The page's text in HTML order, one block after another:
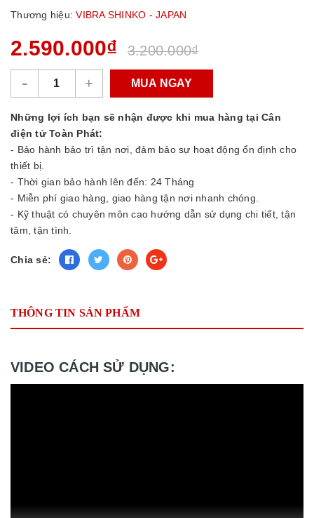
Thương hiệu: VIBRA SHINKO - JAPAN
2.590.000₫ 3.200.000₫
- + MUA NGAY
Những lợi ích bạn sẽ nhận được khi mua hàng tại Cân
điện tử Toàn Phát:
- Bảo hành bảo trì tận nơi, đảm bảo sự hoạt động ổn định cho
thiết bị.
- Thời gian bảo hành lên đến: 24 Tháng
- Miễn phí giao hàng, giao hàng tận nơi nhanh chóng.
- Kỹ thuật có chuyên môn cao hướng dẫn sử dụng chi tiết, tận
tâm, tận tình.
Chia sẻ:
THÔNG TIN SẢN PHẨM
VIDEO CÁCH SỬ DỤNG: